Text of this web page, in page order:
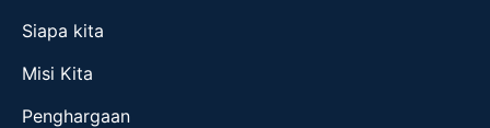
Siapa kita
Misi Kita
Penghargaan